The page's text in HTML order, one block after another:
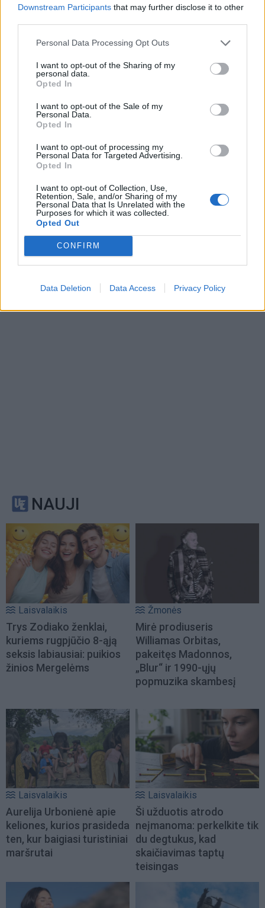
Downstream Participants that may further disclose it to other
Personal Data Processing Opt Outs
I want to opt-out of the Sharing of my
personal data.
Opted In
I want to opt-out of the Sale of my
Personal Data.
Opted In
I want to opt-out of processing my
Personal Data for Targeted Advertising.
Opted In
I want to opt-out of Collection, Use,
Retention, Sale, and/or Sharing of my
Personal Data that Is Unrelated with the
Purposes for which it was collected.
Opted Out
CONFIRM
Data Deletion Data Access Privacy Policy
Niekšui panižo rankos:
sumušė sugyventinę, o
(2)
Traukia it bites prie
automatus
Kriminalai
byloje į laisvę paleistas
vos be namų neliko
NAUJI
Laisvalaikis
Trys Zodiako ženklai,
kuriems rugpjūčio 8-ąją
seksis labiausiai: puikios
žinios Mergelėms
Žmonės
Mirė prodiuseris
Williamas Orbitas,
pakeitęs Madonnos,
„Blur“ ir 1990-ųjų
popmuzika skambesį
Laisvalaikis
Aurelija Urbonienė apie
keliones, kurios prasideda
ten, kur baigiasi turistiniai
maršrutai
Laisvalaikis
Ši užduotis atrodo
neįmanoma: perkelkite tik
du degtukus, kad
skaičiavimas taptų
teisingas